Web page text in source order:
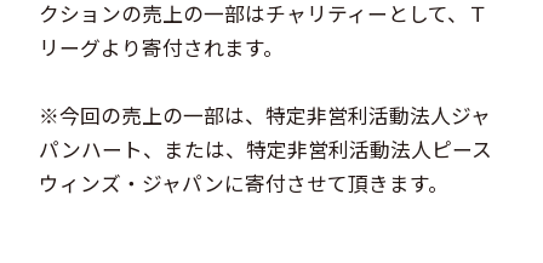
クションの売上の一部はチャリティーとして、Ｔ
リーグより寄付されます。
※今回の売上の一部は、特定非営利活動法人ジャ
パンハート、または、特定非営利活動法人ピース
ウィンズ・ジャパンに寄付させて頂きます。​​